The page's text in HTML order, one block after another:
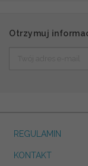
Otrzymuj
REGULAMIN
KONTAKT